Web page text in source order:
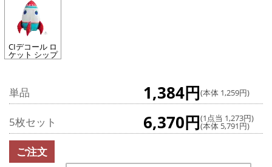
CIデコール ロ
ケット シップ
単品 1,384円(本体 1,259円)
5枚セット 6,370円(1点当 1,273円)
(本体 5,791円)
ご注文